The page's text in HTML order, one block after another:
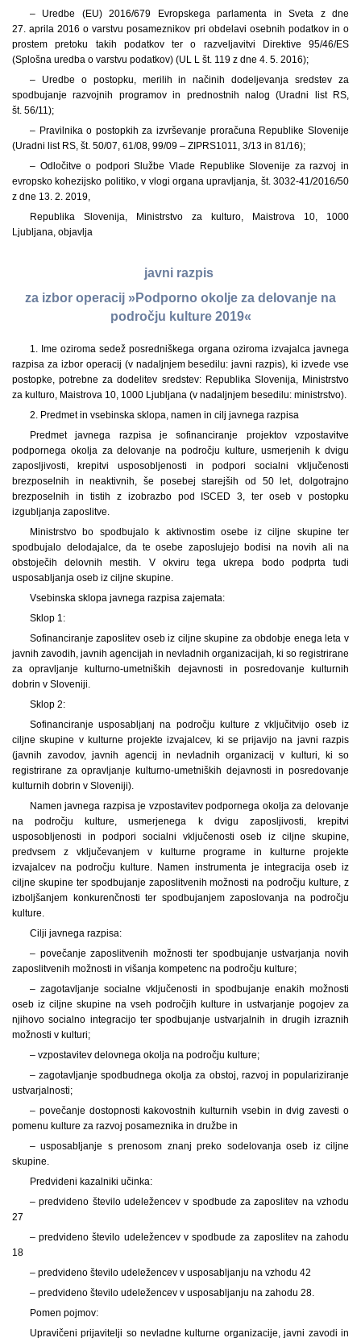
– Uredbe (EU) 2016/679 Evropskega parlamenta in Sveta z dne
27. aprila 2016 o varstvu posameznikov pri obdelavi osebnih podatkov in o
prostem pretoku takih podatkov ter o razveljavitvi Direktive 95/46/ES
(Splošna uredba o varstvu podatkov) (UL L št. 119 z dne 4. 5. 2016);
– Uredbe o postopku, merilih in načinih dodeljevanja sredstev za
spodbujanje razvojnih programov in prednostnih nalog (Uradni list RS,
št. 56/11);
– Pravilnika o postopkih za izvrševanje proračuna Republike Slovenije
(Uradni list RS, št. 50/07, 61/08, 99/09 – ZIPRS1011, 3/13 in 81/16);
– Odločitve o podpori Službe Vlade Republike Slovenije za razvoj in
evropsko kohezijsko politiko, v vlogi organa upravljanja, št. 3032-41/2016/50
z dne 13. 2. 2019,
Republika Slovenija, Ministrstvo za kulturo, Maistrova 10, 1000
Ljubljana, objavlja
javni razpis
za izbor operacij »Podporno okolje za delovanje na
področju kulture 2019«
1. Ime oziroma sedež posredniškega organa oziroma izvajalca javnega
razpisa za izbor operacij (v nadaljnjem besedilu: javni razpis), ki izvede vse
postopke, potrebne za dodelitev sredstev: Republika Slovenija, Ministrstvo
za kulturo, Maistrova 10, 1000 Ljubljana (v nadaljnjem besedilu: ministrstvo).
2. Predmet in vsebinska sklopa, namen in cilj javnega razpisa
Predmet javnega razpisa je sofinanciranje projektov vzpostavitve
podpornega okolja za delovanje na področju kulture, usmerjenih k dvigu
zaposljivosti, krepitvi usposobljenosti in podpori socialni vključenosti
brezposelnih in neaktivnih, še posebej starejših od 50 let, dolgotrajno
brezposelnih in tistih z izobrazbo pod ISCED 3, ter oseb v postopku
izgubljanja zaposlitve.
Ministrstvo bo spodbujalo k aktivnostim osebe iz ciljne skupine ter
spodbujalo delodajalce, da te osebe zaposlujejo bodisi na novih ali na
obstoječih delovnih mestih. V okviru tega ukrepa bodo podprta tudi
usposabljanja oseb iz ciljne skupine.
Vsebinska sklopa javnega razpisa zajemata:
Sklop 1:
Sofinanciranje zaposlitev oseb iz ciljne skupine za obdobje enega leta v
javnih zavodih, javnih agencijah in nevladnih organizacijah, ki so registrirane
za opravljanje kulturno-umetniških dejavnosti in posredovanje kulturnih
dobrin v Sloveniji.
Sklop 2:
Sofinanciranje usposabljanj na področju kulture z vključitvijo oseb iz
ciljne skupine v kulturne projekte izvajalcev, ki se prijavijo na javni razpis
(javnih zavodov, javnih agencij in nevladnih organizacij v kulturi, ki so
registrirane za opravljanje kulturno-umetniških dejavnosti in posredovanje
kulturnih dobrin v Sloveniji).
Namen javnega razpisa je vzpostavitev podpornega okolja za delovanje
na področju kulture, usmerjenega k dvigu zaposljivosti, krepitvi
usposobljenosti in podpori socialni vključenosti oseb iz ciljne skupine,
predvsem z vključevanjem v kulturne programe in kulturne projekte
izvajalcev na področju kulture. Namen instrumenta je integracija oseb iz
ciljne skupine ter spodbujanje zaposlitvenih možnosti na področju kulture, z
izboljšanjem konkurenčnosti ter spodbujanjem zaposlovanja na področju
kulture.
Cilji javnega razpisa:
– povečanje zaposlitvenih možnosti ter spodbujanje ustvarjanja novih
zaposlitvenih možnosti in višanja kompetenc na področju kulture;
– zagotavljanje socialne vključenosti in spodbujanje enakih možnosti
oseb iz ciljne skupine na vseh področjih kulture in ustvarjanje pogojev za
njihovo socialno integracijo ter spodbujanje ustvarjalnih in drugih izraznih
možnosti v kulturi;
– vzpostavitev delovnega okolja na področju kulture;
– zagotavljanje spodbudnega okolja za obstoj, razvoj in populariziranje
ustvarjalnosti;
– povečanje dostopnosti kakovostnih kulturnih vsebin in dvig zavesti o
pomenu kulture za razvoj posameznika in družbe in
– usposabljanje s prenosom znanj preko sodelovanja oseb iz ciljne
skupine.
Predvideni kazalniki učinka:
– predvideno število udeležencev v spodbude za zaposlitev na vzhodu
27
– predvideno število udeležencev v spodbude za zaposlitev na zahodu
18
– predvideno število udeležencev v usposabljanju na vzhodu 42
– predvideno število udeležencev v usposabljanju na zahodu 28.
Pomen pojmov:
Upravičeni prijavitelji so nevladne kulturne organizacije, javni zavodi in